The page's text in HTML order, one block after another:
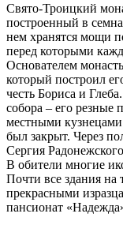
Свято-Троицкий
построенный в
нем хранятся мощи
перед которыми
Основателем
который построил
честь Бориса и
собора – его резные
местными
был закрыт. Через
Сергия
В обители многие
Почти все здания
прекрасными
пансионат